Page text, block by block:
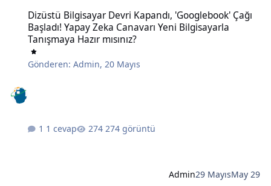
Dizüstü Bilgisayar Devri Kapandı, 'Googlebook' Çağı
Başladı! Yapay Zeka Canavarı Yeni Bilgisayarla
Tanışmaya Hazır mısınız?
Gönderen:Admin,20 Mayıs
1 cevap 274 görüntü
Admin29 MayısMay 29